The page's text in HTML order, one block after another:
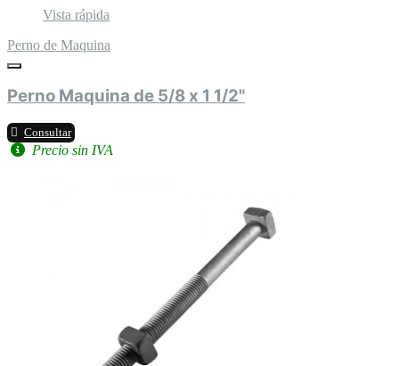
Vista rápida
Perno de Maquina
Perno Maquina de 5/8 x 1 1/2"
Consultar
Precio sin IVA